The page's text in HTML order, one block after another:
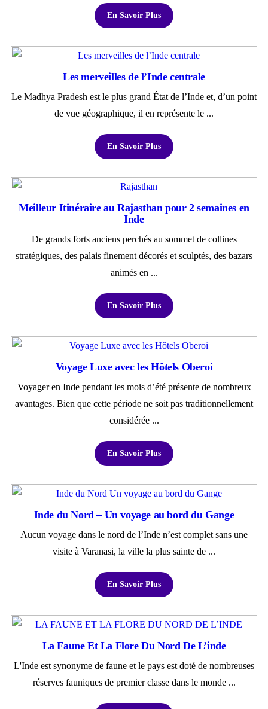
En Savoir Plus
Les merveilles de l’Inde centrale
Le Madhya Pradesh est le plus grand État de l’Inde et, d’un point
de vue géographique, il en représente le ...
En Savoir Plus
Meilleur Itinéraire au Rajasthan pour 2 semaines en
Inde
De grands forts anciens perchés au sommet de collines
stratégiques, des palais finement décorés et sculptés, des bazars
animés en ...
En Savoir Plus
Voyage Luxe avec les Hôtels Oberoi
Voyager en Inde pendant les mois d’été présente de nombreux
avantages. Bien que cette période ne soit pas traditionnellement
considérée ...
En Savoir Plus
Inde du Nord – Un voyage au bord du Gange
Aucun voyage dans le nord de l’Inde n’est complet sans une
visite à Varanasi, la ville la plus sainte de ...
En Savoir Plus
La Faune Et La Flore Du Nord De L’inde
L'Inde est synonyme de faune et le pays est doté de nombreuses
réserves fauniques de premier classe dans le monde ...